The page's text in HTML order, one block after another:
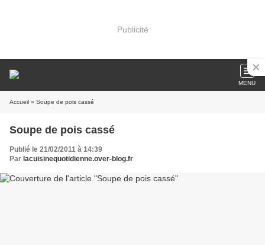
Publicité
MENU
Accueil » Soupe de pois cassé
Soupe de pois cassé
Publié le 21/02/2011 à 14:39
Par lacuisinequotidienne.over-blog.fr